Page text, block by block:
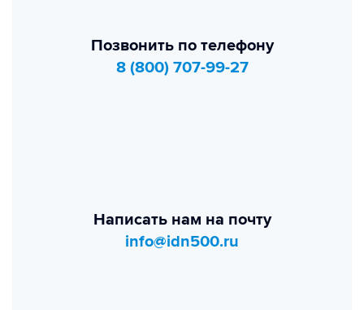
Позвонить по телефону
8 (800) 707-99-27
Написать нам на почту
info@idn500.ru